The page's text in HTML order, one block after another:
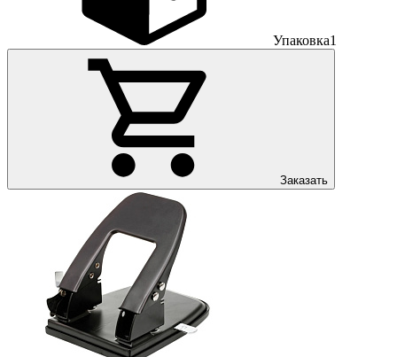
Упаковка1
Заказать